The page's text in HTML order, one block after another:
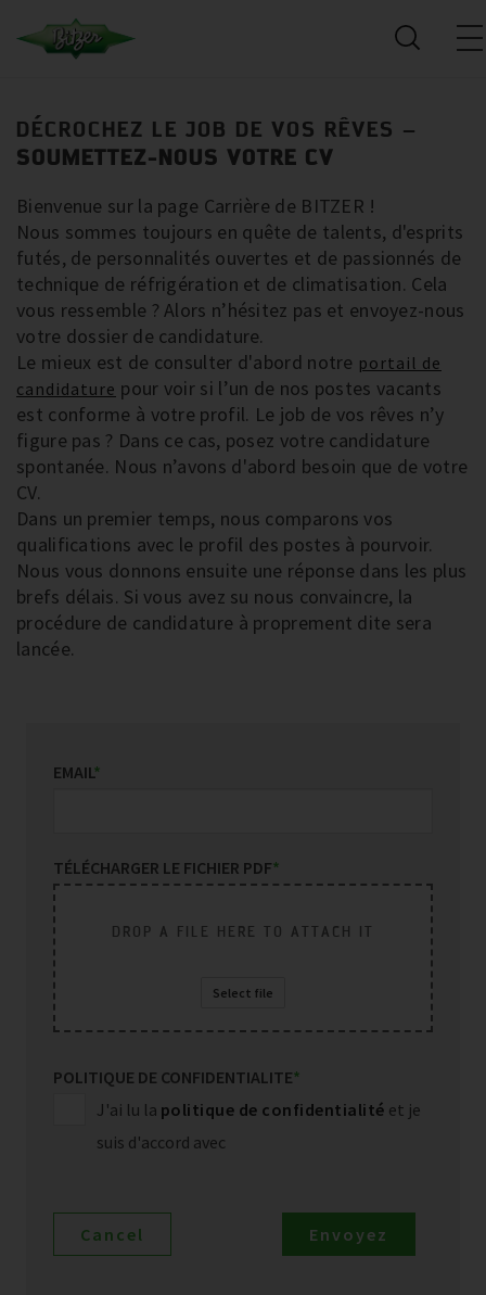
DÉCROCHEZ LE JOB DE VOS RÊVES –
SOUMETTEZ-NOUS VOTRE CV
Bienvenue sur la page Carrière de BITZER !
Nous sommes toujours en quête de talents, d'esprits
futés, de personnalités ouvertes et de passionnés de
technique de réfrigération et de climatisation. Cela
vous ressemble ? Alors n’hésitez pas et envoyez-nous
votre dossier de candidature.
Le mieux est de consulter d'abord notre portail de
candidature pour voir si l’un de nos postes vacants
est conforme à votre profil. Le job de vos rêves n’y
figure pas ? Dans ce cas, posez votre candidature
spontanée. Nous n’avons d'abord besoin que de votre
CV.
Dans un premier temps, nous comparons vos
qualifications avec le profil des postes à pourvoir.
Nous vous donnons ensuite une réponse dans les plus
brefs délais. Si vous avez su nous convaincre, la
procédure de candidature à proprement dite sera
lancée.
EMAIL*
TÉLÉCHARGER LE FICHIER PDF*
DROP A FILE HERE TO ATTACH IT
Select file
POLITIQUE DE CONFIDENTIALITE*
J'ai lu la politique de confidentialité et je
suis d'accord avec